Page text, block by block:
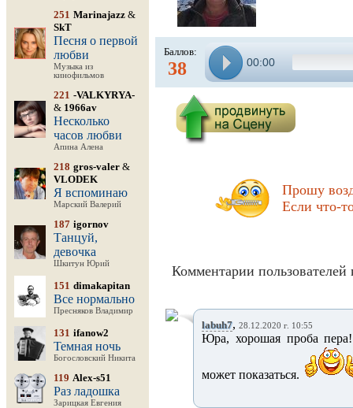
251 Marinajazz &
SkT
Песня о первой
любви
Музыка из
кинофильмов
221 -VALKYRYA-
& 1966av
Несколько
часов любви
Апина Алена
218 gros-valer &
VLODEK
Я вспоминаю
Марский Валерий
187 igornov
Танцуй,
девочка
Шкитун Юрий
151 dimakapitan
Все нормально
Пресняков Владимир
131 ifanow2
Темная ночь
Богословский Никита
119 Alex-s51
Раз ладошка
Зарицкая Евгения
Баллов:
38 00:00
Прошу
Если что-
Комментарии пользователей
labuh7, 28.12.2020 г. 10:55
Юра, хорошая проба
может показаться.